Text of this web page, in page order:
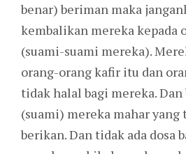
benar) beriman maka
kembalikan mereka kepada
(suami-suami mereka).
orang-orang kafir itu dan
tidak halal bagi mereka.
(suami) mereka mahar yang
berikan. Dan tidak ada dosa